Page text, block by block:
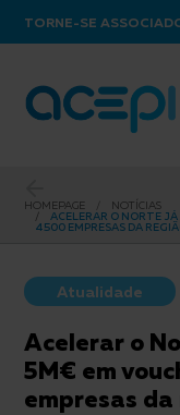
TORNE-SE
HOMEPAGE
NOTÍCIAS
ACELERAR O NORTE
4500 EMPRESAS DA
Atualidade
Acelerar o
5M€ em
empresas